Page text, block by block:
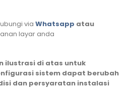
via Whatsapp atau
layar anda
ilustrasi di atas untuk
sistem dapat berubah
dan persyaratan instalasi